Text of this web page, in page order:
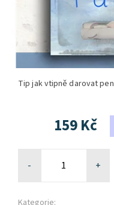
Tip jak vtipně darovat
159 Kč
- +